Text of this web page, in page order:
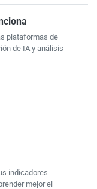
plataformas de
de IA y análisis
indicadores
mejor el